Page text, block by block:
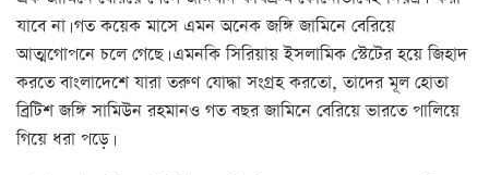
যাবে না। গত কয়েক মাসে এমন অনেক জঙ্গি জামিনে বেরিয়ে
আত্মগোপনে চলে গেছে। এমনকি সিরিয়ায় ইসলামিক স্টেটের হয়ে জিহাদ
করতে বাংলাদেশে যারা তরুণ যোদ্ধা সংগ্রহ করতো, তাদের মূল হোতা
ব্রিটিশ জঙ্গি সামিউন রহমানও গত বছর জামিনে বেরিয়ে ভারতে পালিয়ে
গিয়ে ধরা পড়ে।